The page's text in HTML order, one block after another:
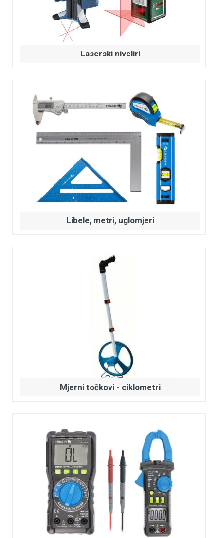
Laserski niveliri
Libele, metri, uglomjeri
Mjerni točkovi - ciklometri